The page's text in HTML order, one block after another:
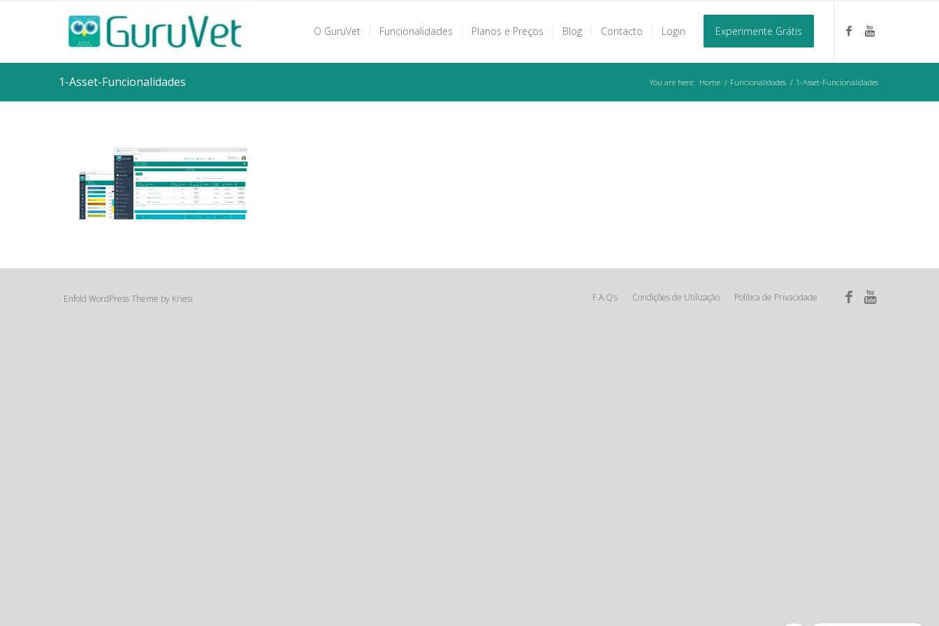
O GuruVet Funcionalidades Planos e Preços Blog Contacto Login Experimente Grátis
1-Asset-Funcionalidades You are here: Home / Funcionalidades / 1-Asset-Funcionalidades
- Enfold WordPress Theme by Kriesi F.A.Q’s Condições de Utilização Política de Privacidade